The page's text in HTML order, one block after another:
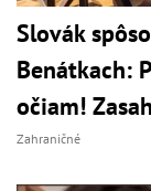
Slovák
Benátkach:
očiam!
Zahraničné